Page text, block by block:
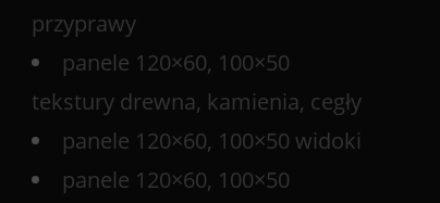
przyprawy
panele 120×60, 100×50
tekstury drewna, kamienia, cegły
panele 120×60, 100×50 widoki
panele 120×60, 100×50